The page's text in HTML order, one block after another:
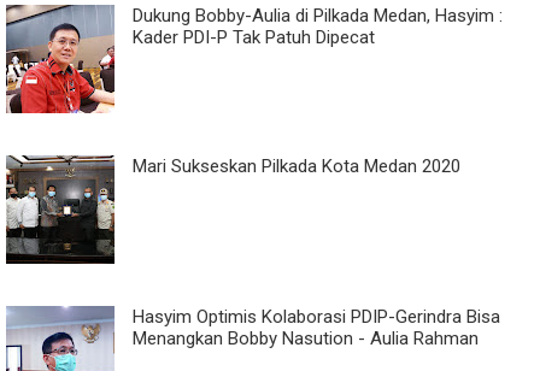
Dukung Bobby-Aulia di Pilkada Medan, Hasyim :
Kader PDI-P Tak Patuh Dipecat
Mari Sukseskan Pilkada Kota Medan 2020
Hasyim Optimis Kolaborasi PDIP-Gerindra Bisa
Menangkan Bobby Nasution - Aulia Rahman